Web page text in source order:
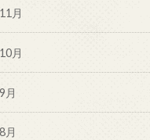
月
月
月
月